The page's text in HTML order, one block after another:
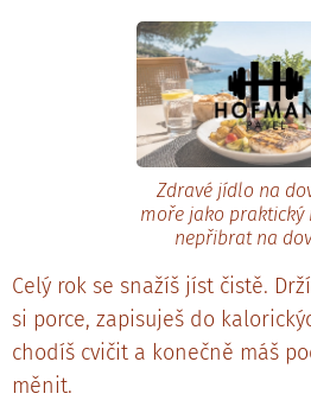
Zdravé jídlo na
moře jako praktický
nepřibrat na
Celý rok se snažíš jíst čistě.
si porce, zapisuješ do
chodíš cvičit a konečně máš
měnit.